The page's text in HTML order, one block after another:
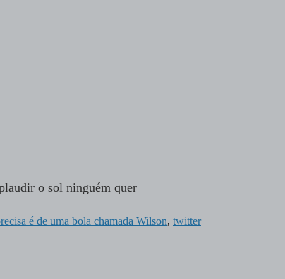
o sol ninguém quer
é de uma bola chamada Wilson, twitter